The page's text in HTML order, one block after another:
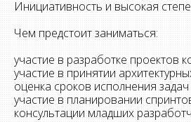
Инициативность и высокая
Чем предстоит заниматься:
участие в разработке проектов
участие в принятии
оценка сроков исполнения задач
участие в планировании
консультации младших